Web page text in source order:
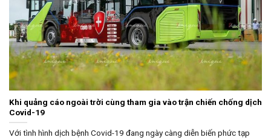
Khi quảng cáo ngoài trời cùng tham gia vào trận chiến chống dịch
Covid-19
Với tình hình dịch bệnh Covid-19 đang ngày càng diễn biến phức tạp